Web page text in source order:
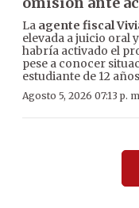
La agente fiscal
elevada a juicio oral
habría activado el
pese a conocer
estudiante de 12
Agosto 5, 2026 07:13 p.